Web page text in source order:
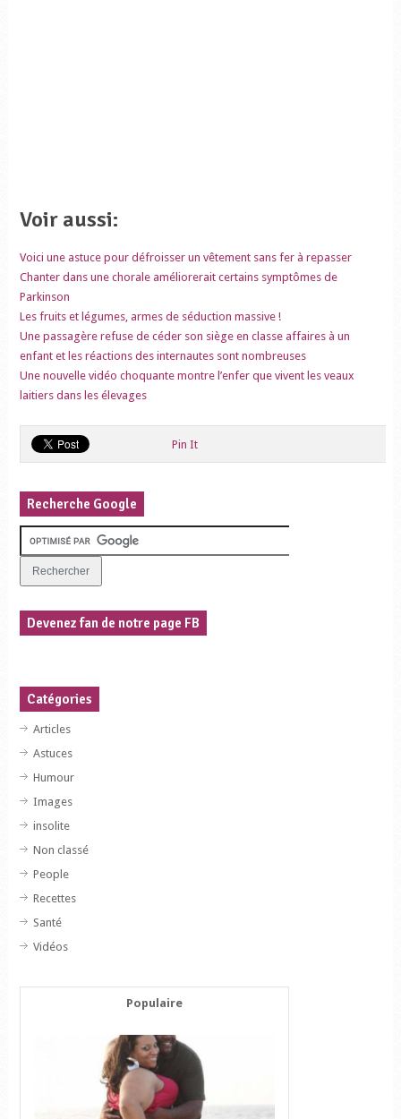
Voir aussi:
Voici une astuce pour défroisser un vêtement sans fer à repasser
Chanter dans une chorale améliorerait certains symptômes de
Parkinson
Les fruits et légumes, armes de séduction massive !
Une passagère refuse de céder son siège en classe affaires à un
enfant et les réactions des internautes sont nombreuses
Une nouvelle vidéo choquante montre l’enfer que vivent les veaux
laitiers dans les élevages
Pin It
Recherche Google
Devenez fan de notre page FB
Catégories
Articles
Astuces
Humour
Images
insolite
Non classé
People
Recettes
Santé
Vidéos
Populaire